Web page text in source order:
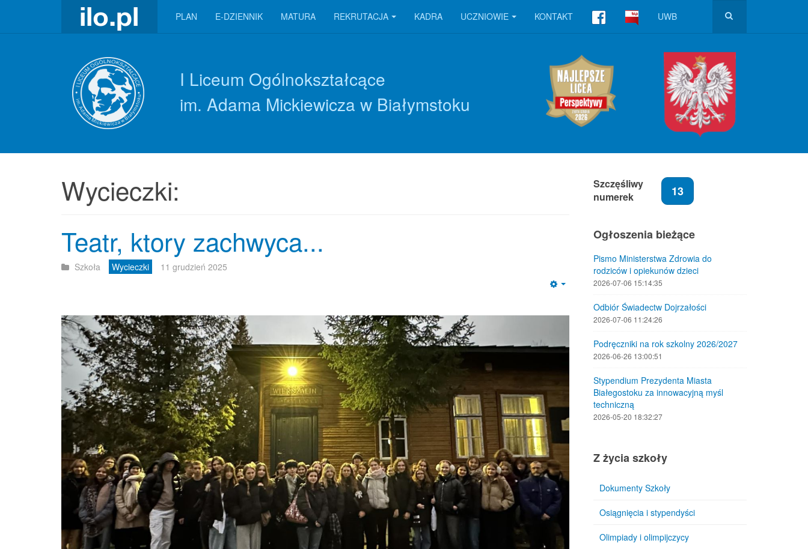
PLAN E-DZIENNIK MATURA REKRUTACJA KADRA UCZNIOWIE KONTAKT UWB
I Liceum Ogólnokształcące
im. Adama Mickiewicza w Białymstoku
Wycieczki:
Teatr, ktory zachwyca...
Szkoła Wycieczki 11 grudzień 2025
Szczęśliwy
numerek
13
Ogłoszenia bieżące
Pismo Ministerstwa Zdrowia do
rodziców i opiekunów dzieci
2026-07-06 15:14:35
Odbiór Świadectw Dojrzałości
2026-07-06 11:24:26
Podręczniki na rok szkolny 2026/2027
2026-06-26 13:00:51
Stypendium Prezydenta Miasta
Białegostoku za innowacyjną myśl
techniczną
2026-05-20 18:32:27
Z życia szkoły
Dokumenty Szkoły
Osiągnięcia i stypendyści
Olimpiady i olimpijczycy